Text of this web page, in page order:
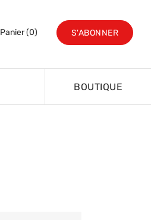
Panier (0) S'ABONNER
BOUTIQUE